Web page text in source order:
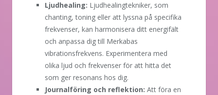
Ljudhealing: Ljudhealingtekniker, som
chanting, toning eller att lyssna på specifika
frekvenser, kan harmonisera ditt energifält
och anpassa dig till Merkabas
vibrationsfrekvens. Experimentera med
olika ljud och frekvenser för att hitta det
som ger resonans hos dig.
Journalföring och reflektion: Att föra en